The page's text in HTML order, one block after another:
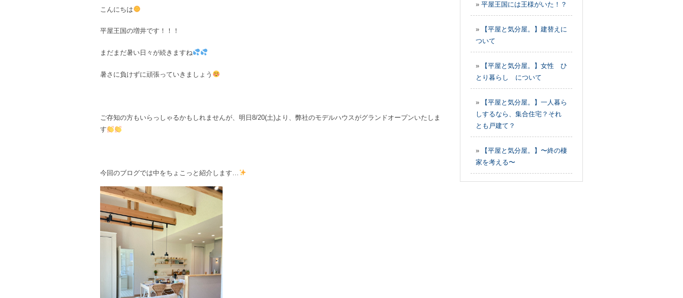
こんにちは
平屋王国の増井です！！！
まだまだ暑い日々が続きますね
暑さに負けずに頑張っていきましょう
ご存知の方もいらっしゃるかもしれませんが、明日8/20(土)より、弊社のモデルハウスがグランドオープンいたしま
す
今回のブログでは中をちょこっと紹介します…
» 平屋王国には王様がいた！？
»
【平屋と気分屋。】建替えに
ついて
»
【平屋と気分屋。】女性 ひ
とり暮らし について
»
【平屋と気分屋。】一人暮ら
しするなら、集合住宅？それ
とも戸建て？
»
【平屋と気分屋。】〜終の棲
家を考える〜